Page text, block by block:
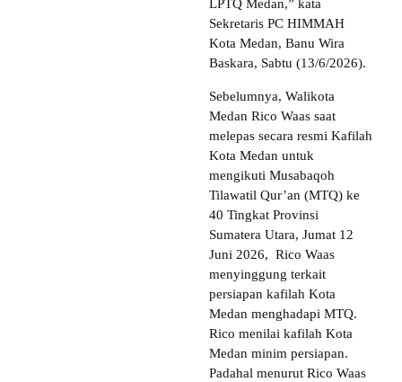
LPTQ Medan,” kata
Sekretaris PC HIMMAH
Kota Medan, Banu Wira
Baskara, Sabtu (13/6/2026).
Sebelumnya, Walikota
Medan Rico Waas saat
melepas secara resmi Kafilah
Kota Medan untuk
mengikuti Musabaqoh
Tilawatil Qur’an (MTQ) ke
40 Tingkat Provinsi
Sumatera Utara, Jumat 12
Juni 2026, Rico Waas
menyinggung terkait
persiapan kafilah Kota
Medan menghadapi MTQ.
Rico menilai kafilah Kota
Medan minim persiapan.
Padahal menurut Rico Waas